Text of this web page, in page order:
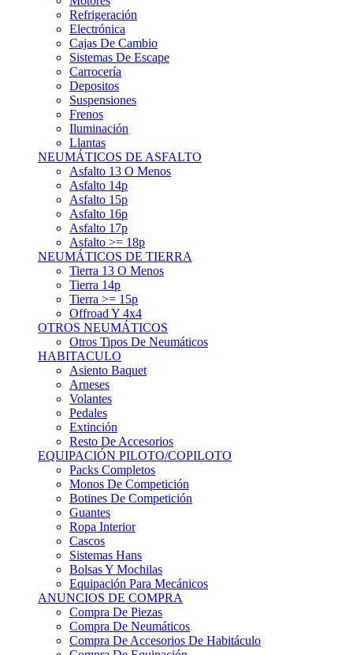
Refrigeración
Electrónica
Cajas De Cambio
Sistemas De Escape
Carrocería
Depositos
Suspensiones
Frenos
Iluminación
Llantas
NEUMÁTICOS DE ASFALTO
Asfalto 13 O Menos
Asfalto 14p
Asfalto 15p
Asfalto 16p
Asfalto 17p
Asfalto >= 18p
NEUMÁTICOS DE TIERRA
Tierra 13 O Menos
Tierra 14p
Tierra >= 15p
Offroad Y 4x4
OTROS NEUMÁTICOS
Otros Tipos De Neumáticos
HABITACULO
Asiento Baquet
Arneses
Volantes
Pedales
Extinción
Resto De Accesorios
EQUIPACIÓN PILOTO/COPILOTO
Packs Completos
Monos De Competición
Botines De Competición
Guantes
Ropa Interior
Cascos
Sistemas Hans
Bolsas Y Mochilas
Equipación Para Mecánicos
ANUNCIOS DE COMPRA
Compra De Piezas
Compra De Neumáticos
Compra De Accesorios De Habitáculo